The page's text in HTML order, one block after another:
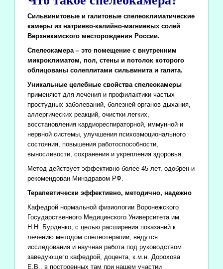
Сильвинитовые и галитовые спелеоклиматические
камеры из натриево-калийно-магниевых солей
Верхнекамского месторождения России.
Спелеокамера – это помещение с внутренним
микроклиматом, пол, стены и потолок которого
облицованы солеплитами сильвинита и галита.
Уникальные целебные свойства спелеокамеры
применяют для лечения и профилактики частых
простудных заболеваний, болезней органов дыхания,
аллергических реакций, очистки легких,
восстановления кардиореспираторной, иммунной и
нервной системы, улучшения психоэмоционального
состояния, повышения работоспособности,
выносливости, сохранения и укрепления здоровья.
Метод действует эффективно более 45 лет, одобрен и
рекомендован Минздравом РФ.
Терапевтически эффективно, методично, надежно
Кафедрой нормальной физиологии Воронежского
Государственного Медицинского Университета им.
Н.Н. Бурденко, с целью расширения показаний к
лечению методом спелеотерапии, ведутся
исследования и научная работа под руководством
заведующего кафедрой, доцента, к.м.н. Дорохова
Е.В., в построенных там при нашем участии